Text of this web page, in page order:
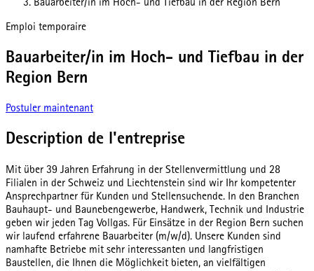
Bauarbeiter/in im Hoch- und Tiefbau in der Region Bern
Emploi temporaire
Bauarbeiter/in im Hoch- und Tiefbau in der
Region Bern
Postuler maintenant
Description de l'entreprise
Mit über 39 Jahren Erfahrung in der Stellenvermittlung und 28
Filialen in der Schweiz und Liechtenstein sind wir Ihr kompetenter
Ansprechpartner für Kunden und Stellensuchende. In den Branchen
Bauhaupt- und Baunebengewerbe, Handwerk, Technik und Industrie
geben wir jeden Tag Vollgas. Für Einsätze in der Region Bern suchen
wir laufend erfahrene Bauarbeiter (m/w/d). Unsere Kunden sind
namhafte Betriebe mit sehr interessanten und langfristigen
Baustellen, die Ihnen die Möglichkeit bieten, an vielfältigen